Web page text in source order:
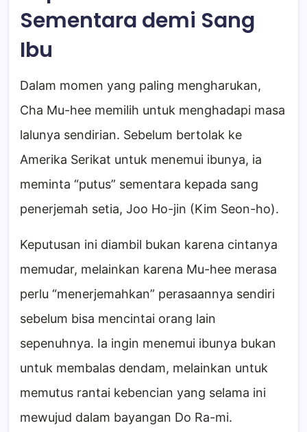
Sementara demi Sang
Ibu
Dalam momen yang paling mengharukan,
Cha Mu-hee memilih untuk menghadapi masa
lalunya sendirian. Sebelum bertolak ke
Amerika Serikat untuk menemui ibunya, ia
meminta “putus” sementara kepada sang
penerjemah setia, Joo Ho-jin (Kim Seon-ho).
Keputusan ini diambil bukan karena cintanya
memudar, melainkan karena Mu-hee merasa
perlu “menerjemahkan” perasaannya sendiri
sebelum bisa mencintai orang lain
sepenuhnya. Ia ingin menemui ibunya bukan
untuk membalas dendam, melainkan untuk
memutus rantai kebencian yang selama ini
mewujud dalam bayangan Do Ra-mi.